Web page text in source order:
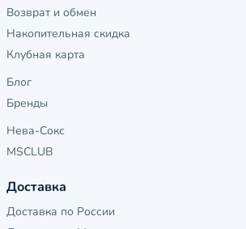
Возврат и обмен
Накопительная скидка
Клубная карта
Блог
Бренды
Нева-Сокс
MSCLUB
Доставка
Доставка по России